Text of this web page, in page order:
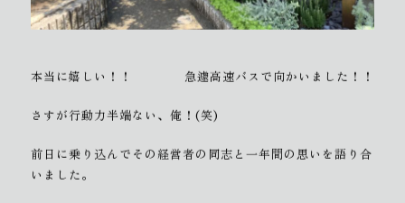
本当に嬉しい！！ 急遽高速バスで向かいました！！
さすが行動力半端ない、俺！(笑)
前日に乗り込んでその経営者の同志と一年間の思いを語り合
いました。